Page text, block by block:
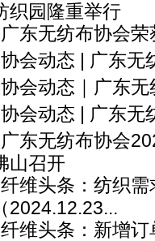
织园隆重举行
广东无纺布协会
协会动态 | 广东无
协会动态｜广东
协会动态 | 广东无
广东无纺布协会
山召开
纤维头条：纺织
（2024.12.23...
纤维头条：新增